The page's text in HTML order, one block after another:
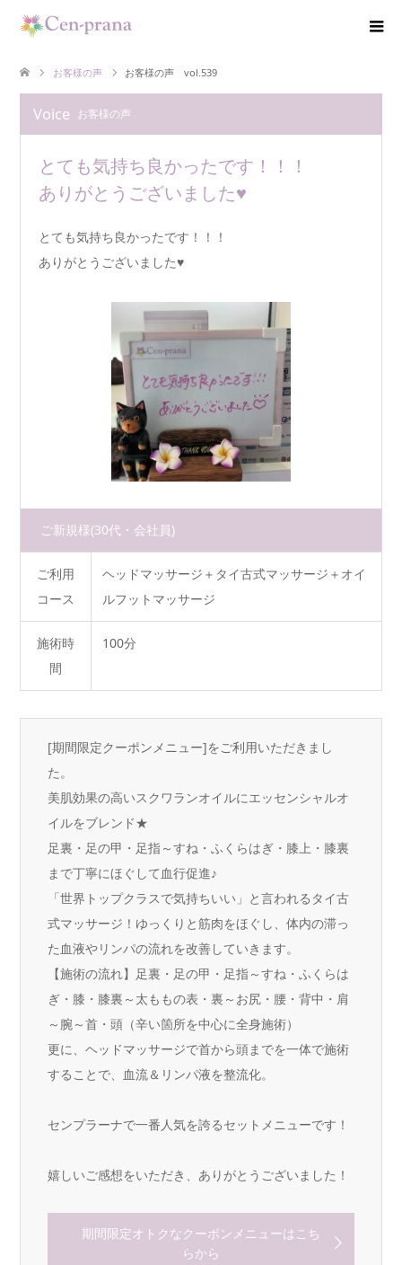
お客様の声 お客様の声 vol.539
Voice お客様の声
とても気持ち良かったです！！！
ありがとうございました♥
とても気持ち良かったです！！！
ありがとうございました♥
ご新規様(30代・会社員)
ご利用
コース
ヘッドマッサージ＋タイ古式マッサージ＋オイ
ルフットマッサージ
施術時
間
100分
[期間限定クーポンメニュー]をご利用いただきまし
た。
美肌効果の高いスクワランオイルにエッセンシャルオ
イルをブレンド★
足裏・足の甲・足指～すね・ふくらはぎ・膝上・膝裏
まで丁寧にほぐして血行促進♪
「世界トップクラスで気持ちいい」と言われるタイ古
式マッサージ！ゆっくりと筋肉をほぐし、体内の滞っ
た血液やリンパの流れを改善していきます。
【施術の流れ】足裏・足の甲・足指～すね・ふくらは
ぎ・膝・膝裏～太ももの表・裏～お尻・腰・背中・肩
～腕～首・頭（辛い箇所を中心に全身施術）
更に、ヘッドマッサージで首から頭までを一体で施術
することで、血流＆リンパ液を整流化。
センプラーナで一番人気を誇るセットメニューです！
嬉しいご感想をいただき、ありがとうございました！
期間限定オトクなクーポンメニューはこち
らから